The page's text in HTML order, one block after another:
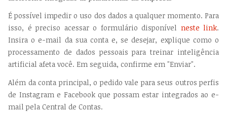
É possível impedir o uso dos dados a qualquer momento. Para
isso, é preciso acessar o formulário disponível neste link.
Insira o e-mail da sua conta e, se desejar, explique como o
processamento de dados pessoais para treinar inteligência
artificial afeta você. Em seguida, confirme em "Enviar".
Além da conta principal, o pedido vale para seus outros perfis
de Instagram e Facebook que possam estar integrados ao e-
mail pela Central de Contas.